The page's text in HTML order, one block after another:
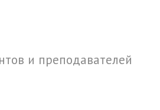
и преподавателей